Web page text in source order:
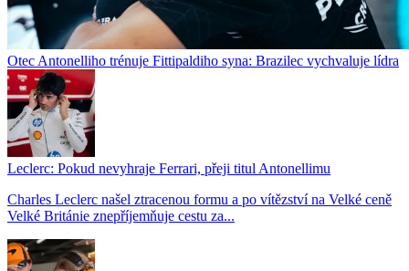
Otec Antonelliho trénuje Fittipaldiho syna: Brazilec vychvaluje lídra
Leclerc: Pokud nevyhraje Ferrari, přeji titul Antonellimu
Charles Leclerc našel ztracenou formu a po vítězství na Velké ceně
Velké Británie znepříjemňuje cestu za...